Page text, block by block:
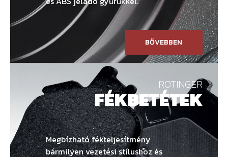
BŐVEBBEN
ROTINGER
FÉKBETÉTEK
Megbízható fékteljesítmény
bármilyen vezetési stílushoz és